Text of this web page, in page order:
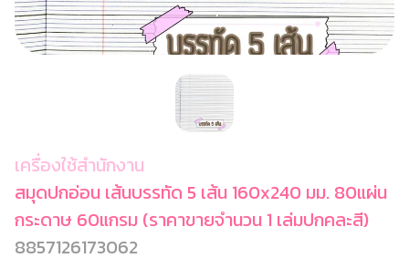
เครื่องใช้สำนักงาน
สมุดปกอ่อน เส้นบรรทัด 5 เส้น 160x240 มม. 80แผ่น
กระดาษ 60แกรม (ราคาขายจำนวน 1 เล่มปกคละสี)
8857126173062